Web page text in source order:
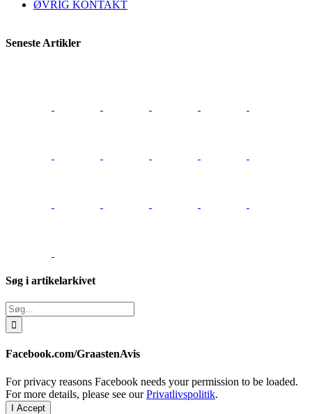
ØVRIG KONTAKT
Seneste Artikler
Søg i artikelarkivet
Søg
efter:
Facebook.com/GraastenAvis
For privacy reasons Facebook needs your permission to be loaded.
For more details, please see ourPrivatlivspolitik.
I Accept